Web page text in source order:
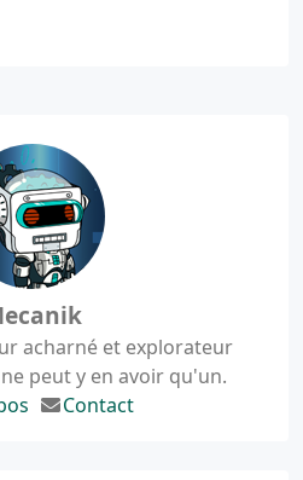
acharné et explorateur
peut y en avoir qu'un.
Contact